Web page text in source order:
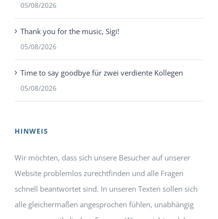
05/08/2026
Thank you for the music, Sigi!
05/08/2026
Time to say goodbye für zwei verdiente Kollegen
05/08/2026
HINWEIS
Wir möchten, dass sich unsere Besucher auf unserer
Website problemlos zurechtfinden und alle Fragen
schnell beantwortet sind. In unseren Texten sollen sich
alle gleichermaßen angesprochen fühlen, unabhängig